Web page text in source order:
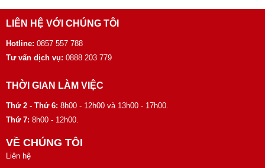
LIÊN HỆ VỚI CHÚNG TÔI
Hotline: 0857 557 788
Tư vấn dịch vụ: 0888 203 779
THỜI GIAN LÀM VIỆC
Thứ 2 - Thứ 6: 8h00 - 12h00 và 13h00 - 17h00.
Thứ 7: 8h00 - 12h00.
VỀ CHÚNG TÔI
Liên hệ